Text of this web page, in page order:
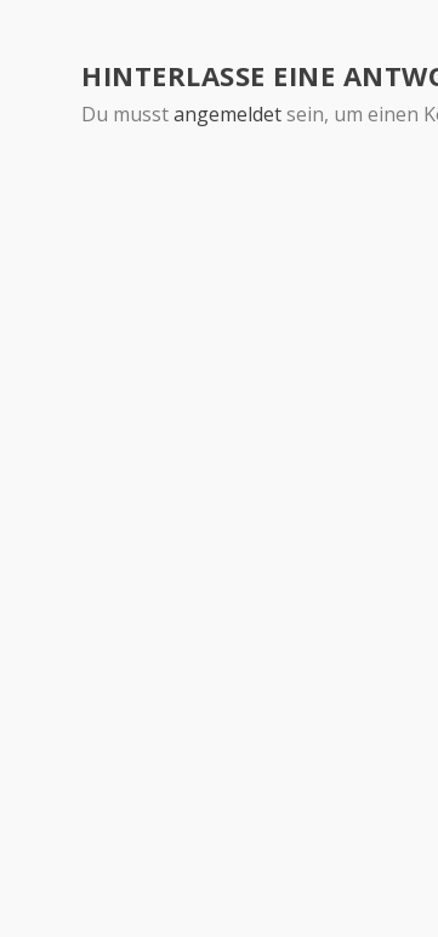
HINTERLASSE EINE
Du musstangemeldetsein, um einen